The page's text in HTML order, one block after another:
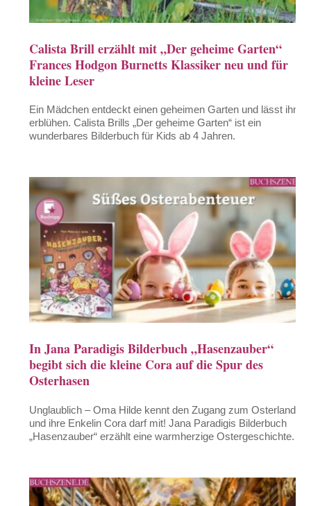
Calista Brill erzählt mit „Der geheime Garten“
Frances Hodgon Burnetts Klassiker neu und für
kleine Leser
Ein Mädchen entdeckt einen geheimen Garten und lässt ihn
erblühen. Calista Brills „Der geheime Garten“ ist ein
wunderbares Bilderbuch für Kids ab 4 Jahren.
In Jana Paradigis Bilderbuch „Hasenzauber“
begibt sich die kleine Cora auf die Spur des
Osterhasen
Unglaublich – Oma Hilde kennt den Zugang zum Osterland
und ihre Enkelin Cora darf mit! Jana Paradigis Bilderbuch
„Hasenzauber“ erzählt eine warmherzige Ostergeschichte.